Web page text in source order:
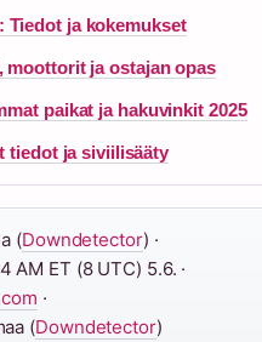
Tiedot ja kokemukset
moottorit ja ostajan opas
paikat ja hakuvinkit 2025
tiedot ja siviilisääty
(Downdetector) ·
AM ET (8 UTC) 5.6. ·
·
(Downdetector)